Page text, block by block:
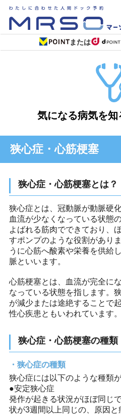
または
気になる病気を
狭心症・心筋梗塞
狭心症・心筋梗塞とは？
狭心症とは、冠動脈が動脈硬
血流が少なくなっている状態
よばれる筋肉でできており、
すポンプのような役割があり
うに心筋へ酸素や栄養を供給
脈といいます。
心筋梗塞とは、血流が完全に
なっている状態を指します。
が減少または途絶することで
性心疾患ともいわれています。
狭心症・心筋梗塞の種類
狭心症の種類
狭心症には以下のような種類
●安定狭心症
発作が起きる状況がほぼ同じ
状が3週間以上同じの、原因